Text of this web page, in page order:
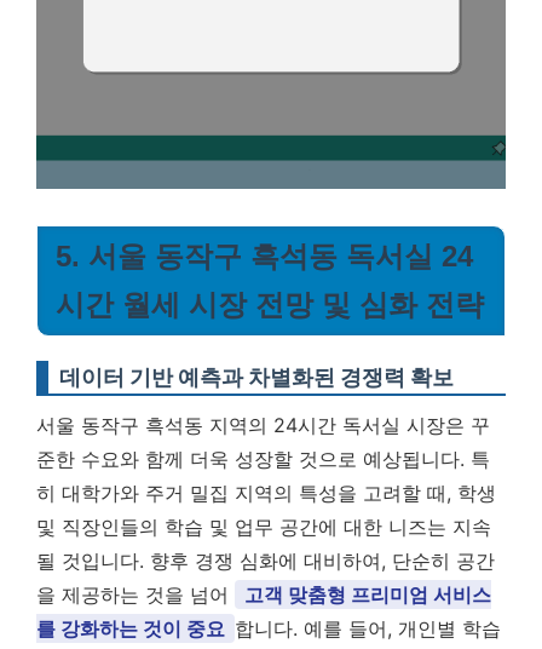
5. 서울 동작구 흑석동 독서실 24
시간 월세 시장 전망 및 심화 전략
데이터 기반 예측과 차별화된 경쟁력 확보
서울 동작구 흑석동 지역의 24시간 독서실 시장은 꾸
준한 수요와 함께 더욱 성장할 것으로 예상됩니다. 특
히 대학가와 주거 밀집 지역의 특성을 고려할 때, 학생
및 직장인들의 학습 및 업무 공간에 대한 니즈는 지속
될 것입니다. 향후 경쟁 심화에 대비하여, 단순히 공간
을 제공하는 것을 넘어
고객 맞춤형 프리미엄 서비스
를 강화하는 것이 중요 합니다. 예를 들어, 개인별 학습